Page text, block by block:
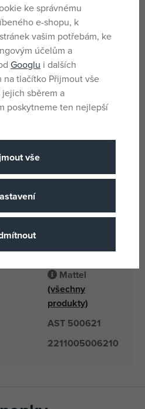
do oblečků v neonových
postavit nebo posadit do
divocí mazlíčci a celá řada
Plast
4 let
500621
Mattel
(všechny
produkty)
AST 500621
2211005006210
ke správnému
e-shopu, k
vašim potřebám, ke
účelům a
Googlu i dalších
tlačítko Přijmout vše
sběrem a
poskytneme ten nejlepší
vše